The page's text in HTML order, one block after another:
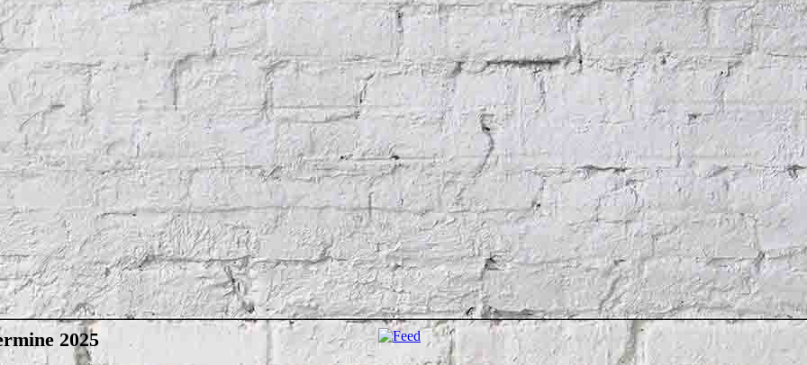
mal-Frau-Pasing-2025-10-06-11-16
2025